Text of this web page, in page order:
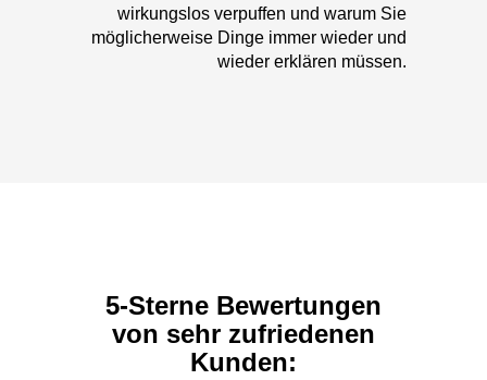
wirkungslos verpuffen und warum Sie
möglicherweise Dinge immer wieder und
wieder erklären müssen.
5-Sterne Bewertungen
von sehr zufriedenen
Kunden: